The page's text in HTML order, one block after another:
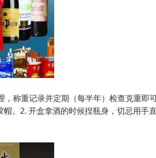
称重记录并定期（每半年）检查克重即
。2. 开盒拿酒的时候捏瓶身，切忌用手